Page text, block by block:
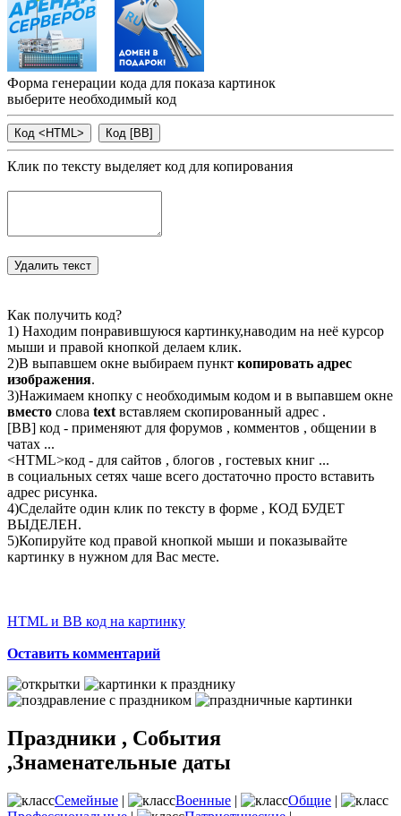
Форма генерации кода для показа картинок
выберите необходимый код
Клик по тексту выделяет код для копирования
Как получить код?
1) Находим понравившуюся картинку,наводим на неё курсор
мыши и правой кнопкой делаем клик.
2)В выпавшем окне выбираем пункт копировать адрес
изображения.
3)Нажимаем кнопку с необходимым кодом и в выпавшем окне
вместо слова textвставляем скопированный адрес .
[BB] код - применяют для форумов , комментов , общении в
чатах ...
<HTML>код - для сайтов , блогов , гостевых книг ...
в социальных сетях чаше всего достаточно просто вставить
адрес рисунка.
4)Сделайте один клик по тексту в форме , КОД БУДЕТ
ВЫДЕЛЕН.
5)Копируйте код правой кнопкой мыши и показывайте
картинку в нужном для Вас месте.
HTML и BB код на картинку
Оставить комментарий
Праздники , События
,Знаменательные даты
Семейные | Военные | Общие |